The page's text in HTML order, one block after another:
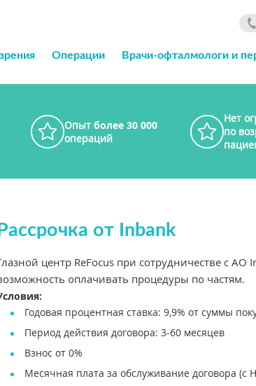
Операции Врачи-офталмологи и
Опыт более 30 000
операций
Нет
по
от Inbank
центр ReFocus при сотрудничестве с АО
оплачивать процедуры по частям.
Годовая процентная ставка: 9,9% от суммы
Период действия договора: 3-60 месяцев
Взнос от 0%
Месячная плата за обслуживание договора (с